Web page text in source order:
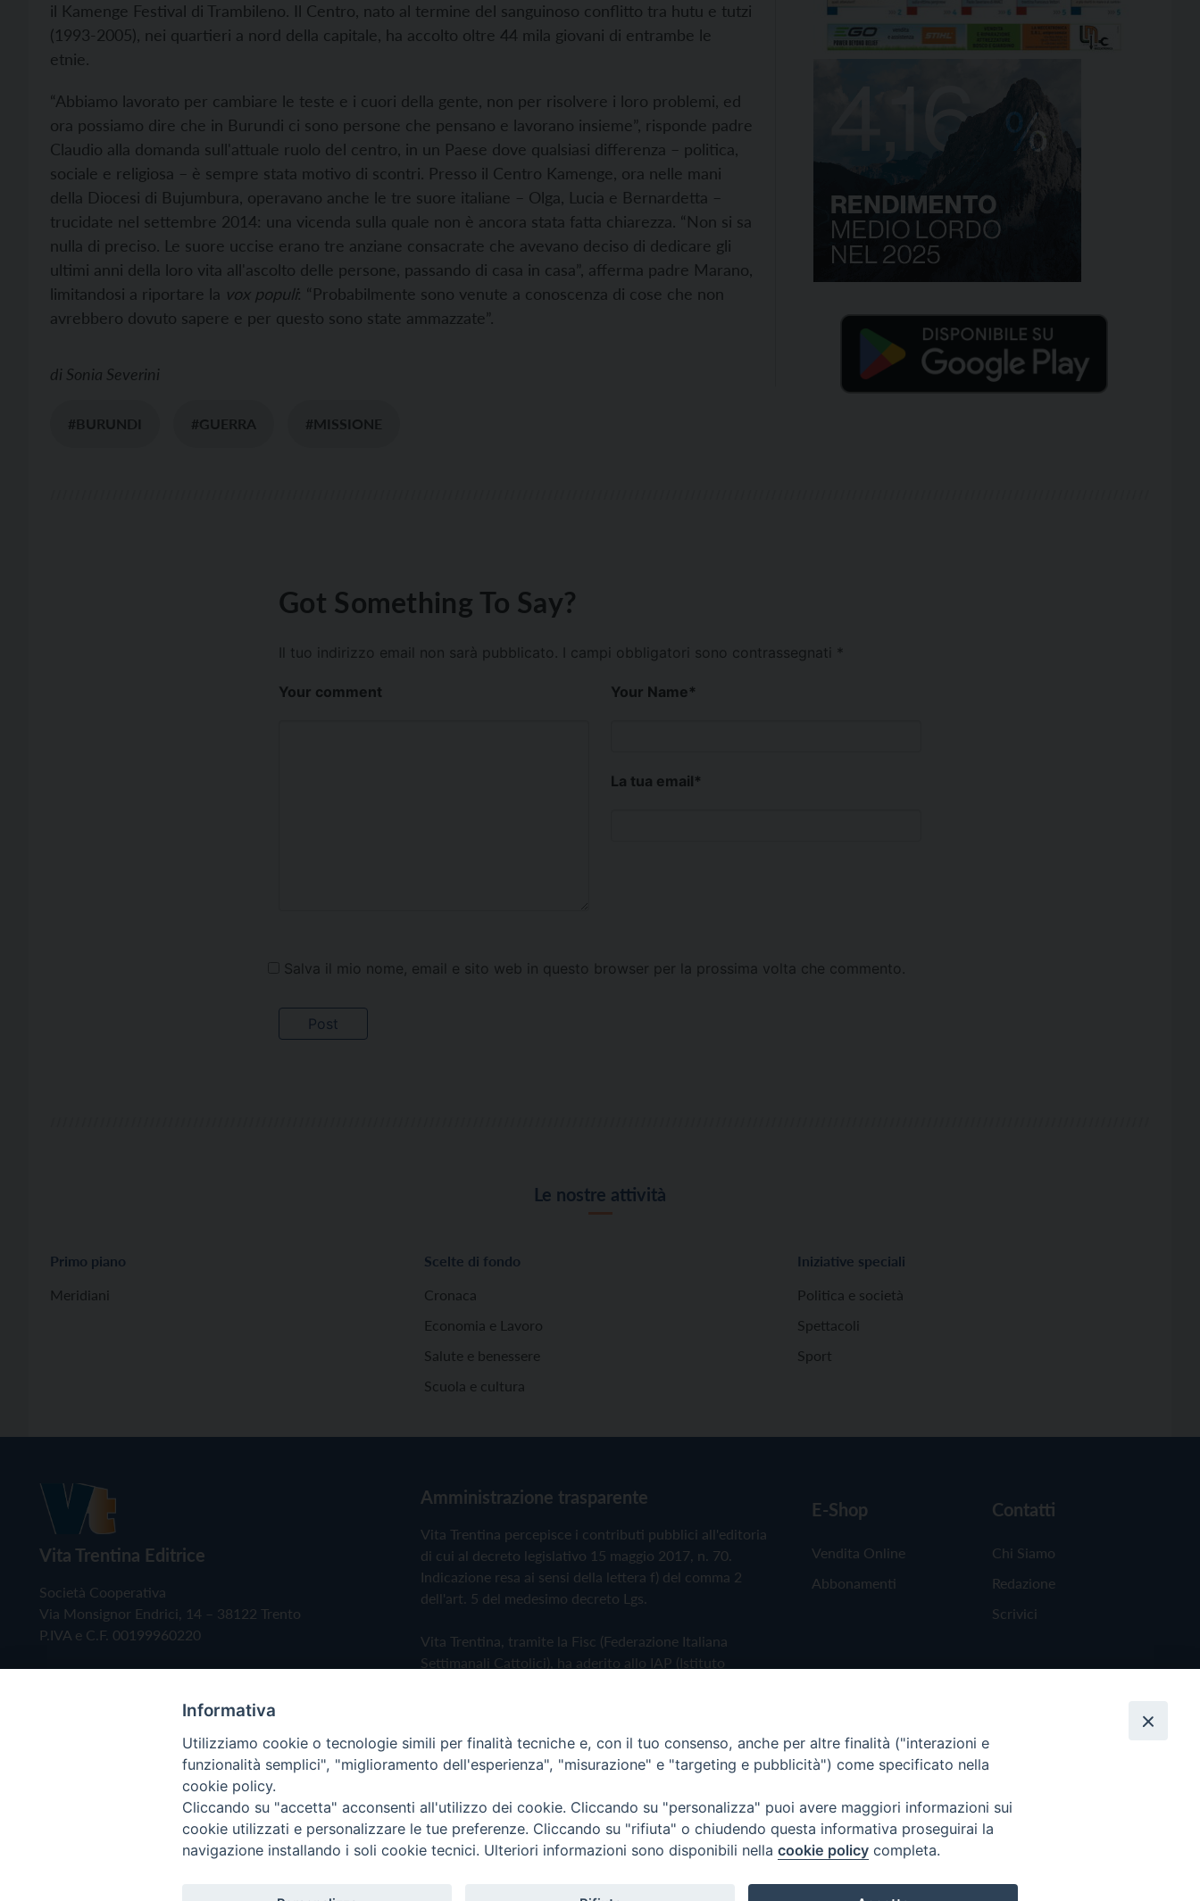
il Kamenge Festival di Trambileno. Il Centro, nato al termine del sanguinoso conflitto tra hutu e tutzi
(1993-2005), nei quartieri a nord della capitale, ha accolto oltre 44 mila giovani di entrambe le
etnie.
“Abbiamo lavorato per cambiare le teste e i cuori della gente, non per risolvere i loro problemi, ed
ora possiamo dire che in Burundi ci sono persone che pensano e lavorano insieme”, risponde padre
Claudio alla domanda sull'attuale ruolo del centro, in un Paese dove qualsiasi differenza – politica,
sociale e religiosa – è sempre stata motivo di scontri. Presso il Centro Kamenge, ora nelle mani
della Diocesi di Bujumbura, operavano anche le tre suore italiane – Olga, Lucia e Bernardetta –
trucidate nel settembre 2014: una vicenda sulla quale non è ancora stata fatta chiarezza. “Non si sa
nulla di preciso. Le suore uccise erano tre anziane consacrate che avevano deciso di dedicare gli
ultimi anni della loro vita all'ascolto delle persone, passando di casa in casa”, afferma padre Marano,
limitandosi a riportare la vox populi: “Probabilmente sono venute a conoscenza di cose che non
avrebbero dovuto sapere e per questo sono state ammazzate”.
di Sonia Severini
#BURUNDI #GUERRA #MISSIONE
Got Something To Say?
Il tuo indirizzo email non sarà pubblicato. I campi obbligatori sono contrassegnati *
Your comment Your Name*
La tua email*
Salva il mio nome, email e sito web in questo browser per la prossima volta che commento.
Le nostre attività
Primo piano
Meridiani
Scelte di fondo
Cronaca
Economia e Lavoro
Salute e benessere
Scuola e cultura
Iniziative speciali
Politica e società
Spettacoli
Sport
Vita Trentina Editrice
Società Cooperativa
Via Monsignor Endrici, 14 – 38122 Trento
P.IVA e C.F. 00199960220
Amministrazione trasparente
Vita Trentina percepisce i contributi pubblici all'editoria
di cui al decreto legislativo 15 maggio 2017, n. 70.
Indicazione resa ai sensi della lettera f) del comma 2
dell'art. 5 del medesimo decreto Lgs.
Vita Trentina, tramite la Fisc (Federazione Italiana
Settimanali Cattolici), ha aderito allo IAP (Istituto
Privacy Policy Cookie Policy
E-Shop
Vendita Online
Abbonamenti
Contatti
Chi Siamo
Redazione
Scrivici
Copyright © 2019 - Tutti i diritti riservati - Vita Trentina Editrice
Informativa
Utilizziamo cookie o tecnologie simili per finalità tecniche e, con il tuo consenso, anche per altre finalità ("interazioni e
funzionalità semplici", "miglioramento dell'esperienza", "misurazione" e "targeting e pubblicità") come specificato nella
cookie policy.
Cliccando su "accetta" acconsenti all'utilizzo dei cookie. Cliccando su "personalizza" puoi avere maggiori informazioni sui
cookie utilizzati e personalizzare le tue preferenze. Cliccando su "rifiuta" o chiudendo questa informativa proseguirai la
navigazione installando i soli cookie tecnici. Ulteriori informazioni sono disponibili nella cookie policy completa.